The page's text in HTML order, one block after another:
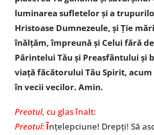
luminarea sufletelor şi a
Hristoase Dumnezeule, şi Ţie
înălţăm, împreună şi Celui fără
Părintelui Tău şi Preasfântului şi
viaţă făcătorului Tău Spirit, acum
în vecii vecilor. Amin.
Preotul, cu glas înalt:
Preotul:Înţelepciune! Drepţi! Să